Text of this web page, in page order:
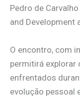
Pedro de
and Development
O encontro, com
permitirá explorar
enfrentados
evolução pessoal